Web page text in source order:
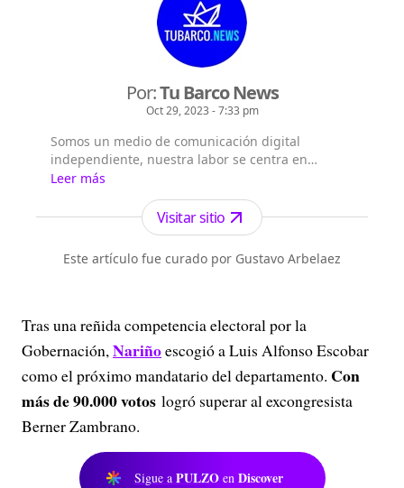
Por:Tu Barco News
Oct 29, 2023 - 7:33 pm
Somos un medio de comunicación digital
independiente, nuestra labor se centra en
informar a través del periodismo ciudadano
buscando impactar con historias y acciones a la
sociedad. Hacemos #PeriodismoCiudadano.
Leer más
Visitar sitio
Este artículo fue curado por Gustavo Arbelaez
Tras una reñida competencia electoral por la
Gobernación,Nariñoescogió a Luis Alfonso Escobar
como el próximo mandatario del departamento. Con
más de 90.000 votos logró superar al excongresista
Berner Zambrano.
Sigue a PULZO en Discover